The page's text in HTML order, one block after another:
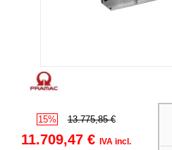
15% 13.775,85 €
11.709,47 € IVA incl.